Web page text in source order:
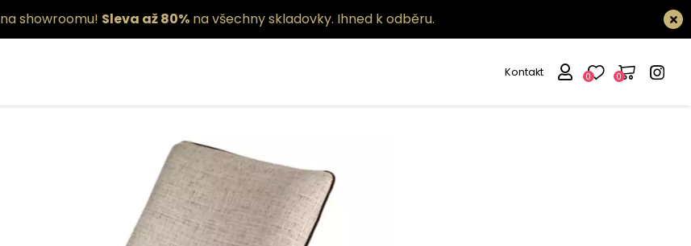
na showroomu! Sleva až 80% na všechny skladovky. Ihned k odběru.
Kontakt 0 0